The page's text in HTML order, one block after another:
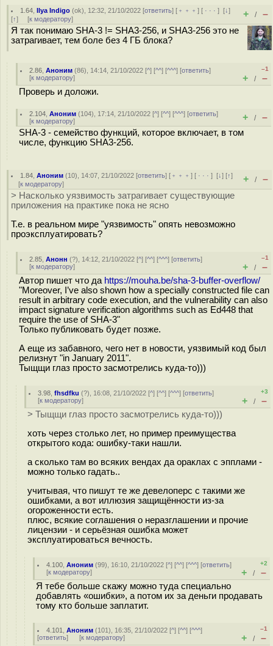
1.64 ,Ilya Indigo (ok), 12:32, 21/10/2022 [ответить] [ ﹢﹢﹢] [ · · ·][↓]
[↑] [к модератору] + / –
Я так понимаю SHA-3 != SHA3-256, и SHA3-256 это не
затрагивает, тем боле без 4 ГБ блока?
2.86 ,Аноним (86), 14:14, 21/10/2022 [^] [^^] [^^^] [ответить]
[к модератору]
–1
+ / –
Проверь и доложи.
2.104 ,Аноним (104), 17:14, 21/10/2022 [^] [^^] [^^^] [ответить]
[к модератору] + / –
SHA-3 - семейство функций, которое включает, в том
числе, функцию SHA3-256.
1.84 ,Аноним (10), 14:07, 21/10/2022 [ответить] [ ﹢﹢﹢] [ · · ·][↓] [↑]
[к модератору] + / –
> Насколько уязвимость затрагивает существующие
приложения на практике пока не ясно
Т.е. в реальном мире "уязвимость" опять невозможно
проэксплуатировать?
2.85 ,Анонн (?), 14:12, 21/10/2022 [^] [^^] [^^^] [ответить]
[к модератору]
–1
+ / –
Автор пишет что да https://mouha.be/sha-3-buffer-overflow/
"Moreover, I’ve also shown how a specially constructed file can
result in arbitrary code execution, and the vulnerability can also
impact signature verification algorithms such as Ed448 that
require the use of SHA-3"
Только публиковать будет позже.
А еще из забавного, чего нет в новости, уязвимый код был
релизнут "in January 2011".
Тыщщи глаз просто засмотрелись куда-то)))
3.98 ,fhsdfku (?), 16:08, 21/10/2022 [^] [^^] [^^^] [ответить]
[к модератору]
+3
+ / –
> Тыщщи глаз просто засмотрелись куда-то)))
хоть через столько лет, но пример преимущества
открытого кода: ошибку-таки нашли.
а сколько там во всяких вендах да ораклах с эпплами -
можно только гадать..
учитывая, что пишут те же девелоперс с такими же
ошибками, а вот иллюзия защищённости из-за
огороженности есть.
плюс, всякие соглашения о неразглашении и прочие
лицензии - и серьёзная ошибка может
эксплуатироваться вечность.
4.100 ,Аноним (99), 16:10, 21/10/2022 [^] [^^] [^^^] [ответить]
[к модератору]
+2
+ / –
Я тебе больше скажу можно туда специально
добавлять «ошибки», а потом их за деньги продавать
тому кто больше заплатит.
4.101 ,Аноним (101), 16:35, 21/10/2022 [^] [^^] [^^^]
[ответить] [к модератору]
–1
+ / –